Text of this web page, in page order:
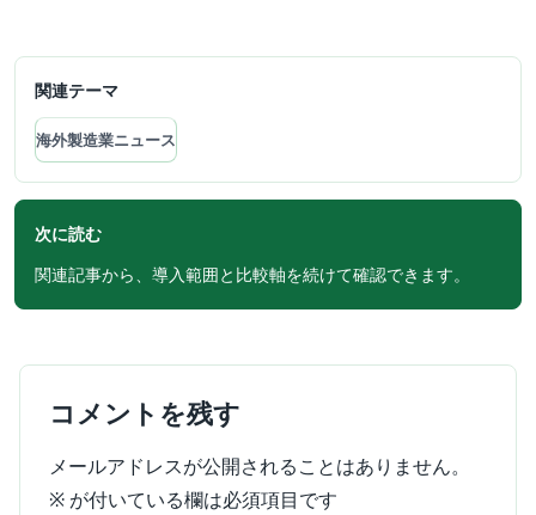
関連テーマ
海外製造業ニュース
次に読む
関連記事から、導入範囲と比較軸を続けて確認できます。
コメントを残す
メールアドレスが公開されることはありません。
※ が付いている欄は必須項目です